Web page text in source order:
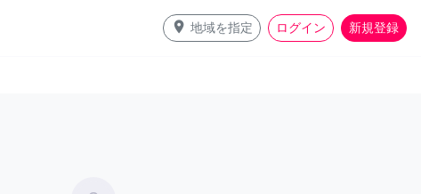
place 地域を指定 ログイン 新規登録